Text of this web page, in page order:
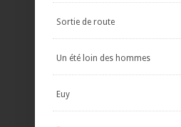
Sortie de route
Un été loin des hommes
Euy